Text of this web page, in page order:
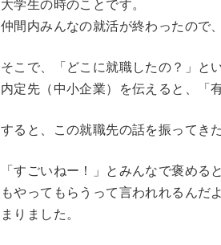
大学生の時のことです。
仲間内みんなの就活が終わったので
そこで、「どこに就職したの？」と
内定先（中小企業）を伝えると、「
すると、この就職先の話を振ってき
「すごいねー！」とみんなで褒め
もやってもらうって言われれるんだ
まりました。